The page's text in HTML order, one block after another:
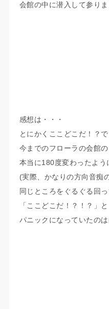
会館の中に潜入して参りま
感想は・・・
とにかくここどこだ！？
今までのフローラの会館
本当に180度変わったよう
(実際、かなりの方向音痴
同じところをぐるぐる回っ
「ここどこだ！？！？」と
パニックになっていたの